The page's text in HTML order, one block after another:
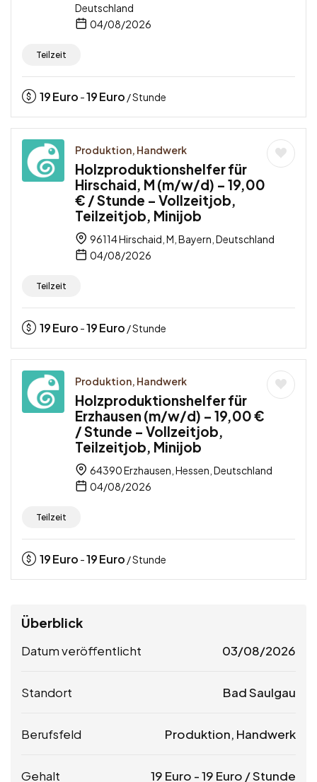
Deutschland
04/08/2026
Teilzeit
19Euro -19Euro / Stunde
Produktion, Handwerk
Holzproduktionshelfer für
Hirschaid, M (m/w/d) – 19,00
€ / Stunde – Vollzeitjob,
Teilzeitjob, Minijob
96114 Hirschaid, M, Bayern, Deutschland
04/08/2026
Teilzeit
19Euro -19Euro / Stunde
Produktion, Handwerk
Holzproduktionshelfer für
Erzhausen (m/w/d) – 19,00 €
/ Stunde – Vollzeitjob,
Teilzeitjob, Minijob
64390 Erzhausen, Hessen, Deutschland
04/08/2026
Teilzeit
19Euro -19Euro / Stunde
Überblick
Datum veröffentlicht 03/08/2026
Standort Bad Saulgau
Berufsfeld Produktion, Handwerk
Gehalt 19 Euro -19 Euro / Stunde